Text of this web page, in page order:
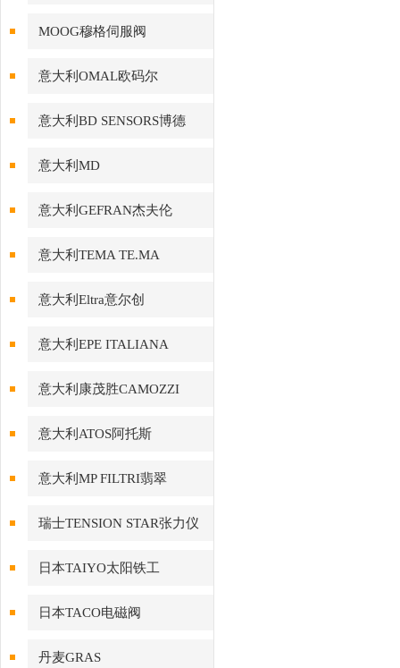
MOOG穆格伺服阀
意大利OMAL欧码尔
意大利BD SENSORS博德
意大利MD
意大利GEFRAN杰夫伦
意大利TEMA TE.MA
意大利Eltra意尔创
意大利EPE ITALIANA
意大利康茂胜CAMOZZI
意大利ATOS阿托斯
意大利MP FILTRI翡翠
瑞士TENSION STAR张力仪
日本TAIYO太阳铁工
日本TACO电磁阀
丹麦GRAS